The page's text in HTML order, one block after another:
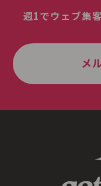
週1でウェブ集
メ